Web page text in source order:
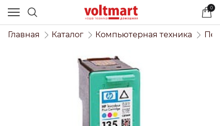
0
Главная Каталог Компьютерная техника